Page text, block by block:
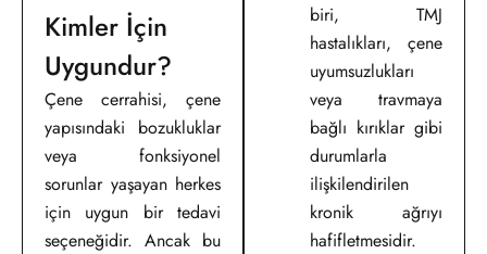
Kimler İçin
Uygundur?
Çene cerrahisi, çene
yapısındaki bozukluklar
veya fonksiyonel
sorunlar yaşayan herkes
için uygun bir tedavi
seçeneğidir. Ancak bu
biri, TMJ
hastalıkları, çene
uyumsuzlukları
veya travmaya
bağlı kırıklar gibi
durumlarla
ilişkilendirilen
kronik ağrıyı
hafifletmesidir.